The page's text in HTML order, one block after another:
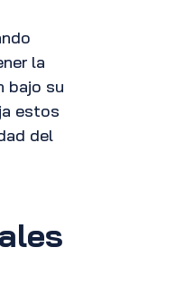
la
bajo su
estos
del